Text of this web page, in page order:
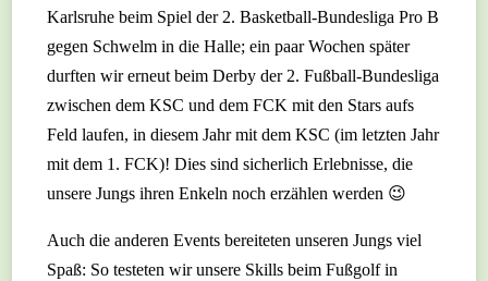
Karlsruhe beim Spiel der 2. Basketball-Bundesliga Pro B
gegen Schwelm in die Halle; ein paar Wochen später
durften wir erneut beim Derby der 2. Fußball-Bundesliga
zwischen dem KSC und dem FCK mit den Stars aufs
Feld laufen, in diesem Jahr mit dem KSC (im letzten Jahr
mit dem 1. FCK)! Dies sind sicherlich Erlebnisse, die
unsere Jungs ihren Enkeln noch erzählen werden 😉
Auch die anderen Events bereiteten unseren Jungs viel
Spaß: So testeten wir unsere Skills beim Fußgolf in